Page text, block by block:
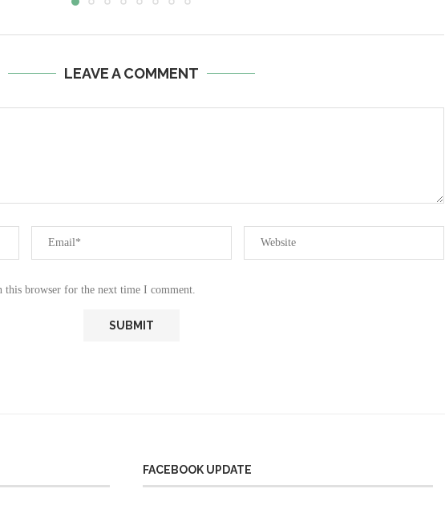
LEAVE A COMMENT
this browser for the next time I comment.
FACEBOOK UPDATE